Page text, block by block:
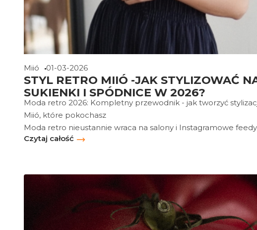
Miió 01-03-2026
STYL RETRO MIIÓ -JAK STYLIZOWAĆ
SUKIENKI I SPÓDNICE W 2026?
Moda retro 2026: Kompletny przewodnik - jak tworzyć
Miió, które pokochasz
Moda retro nieustannie wraca na salony i Instagramowe
bardziej świeżej odsłonie niż kiedykolwiek wcześniej.
na wyjątkowe wyjścia.
W tym wpisie pokażemy Ci konkretne inspiracje stylizacyjne z
, które nie tylko wyglądają świetnie, ale są inwestycją na
Czytaj całość